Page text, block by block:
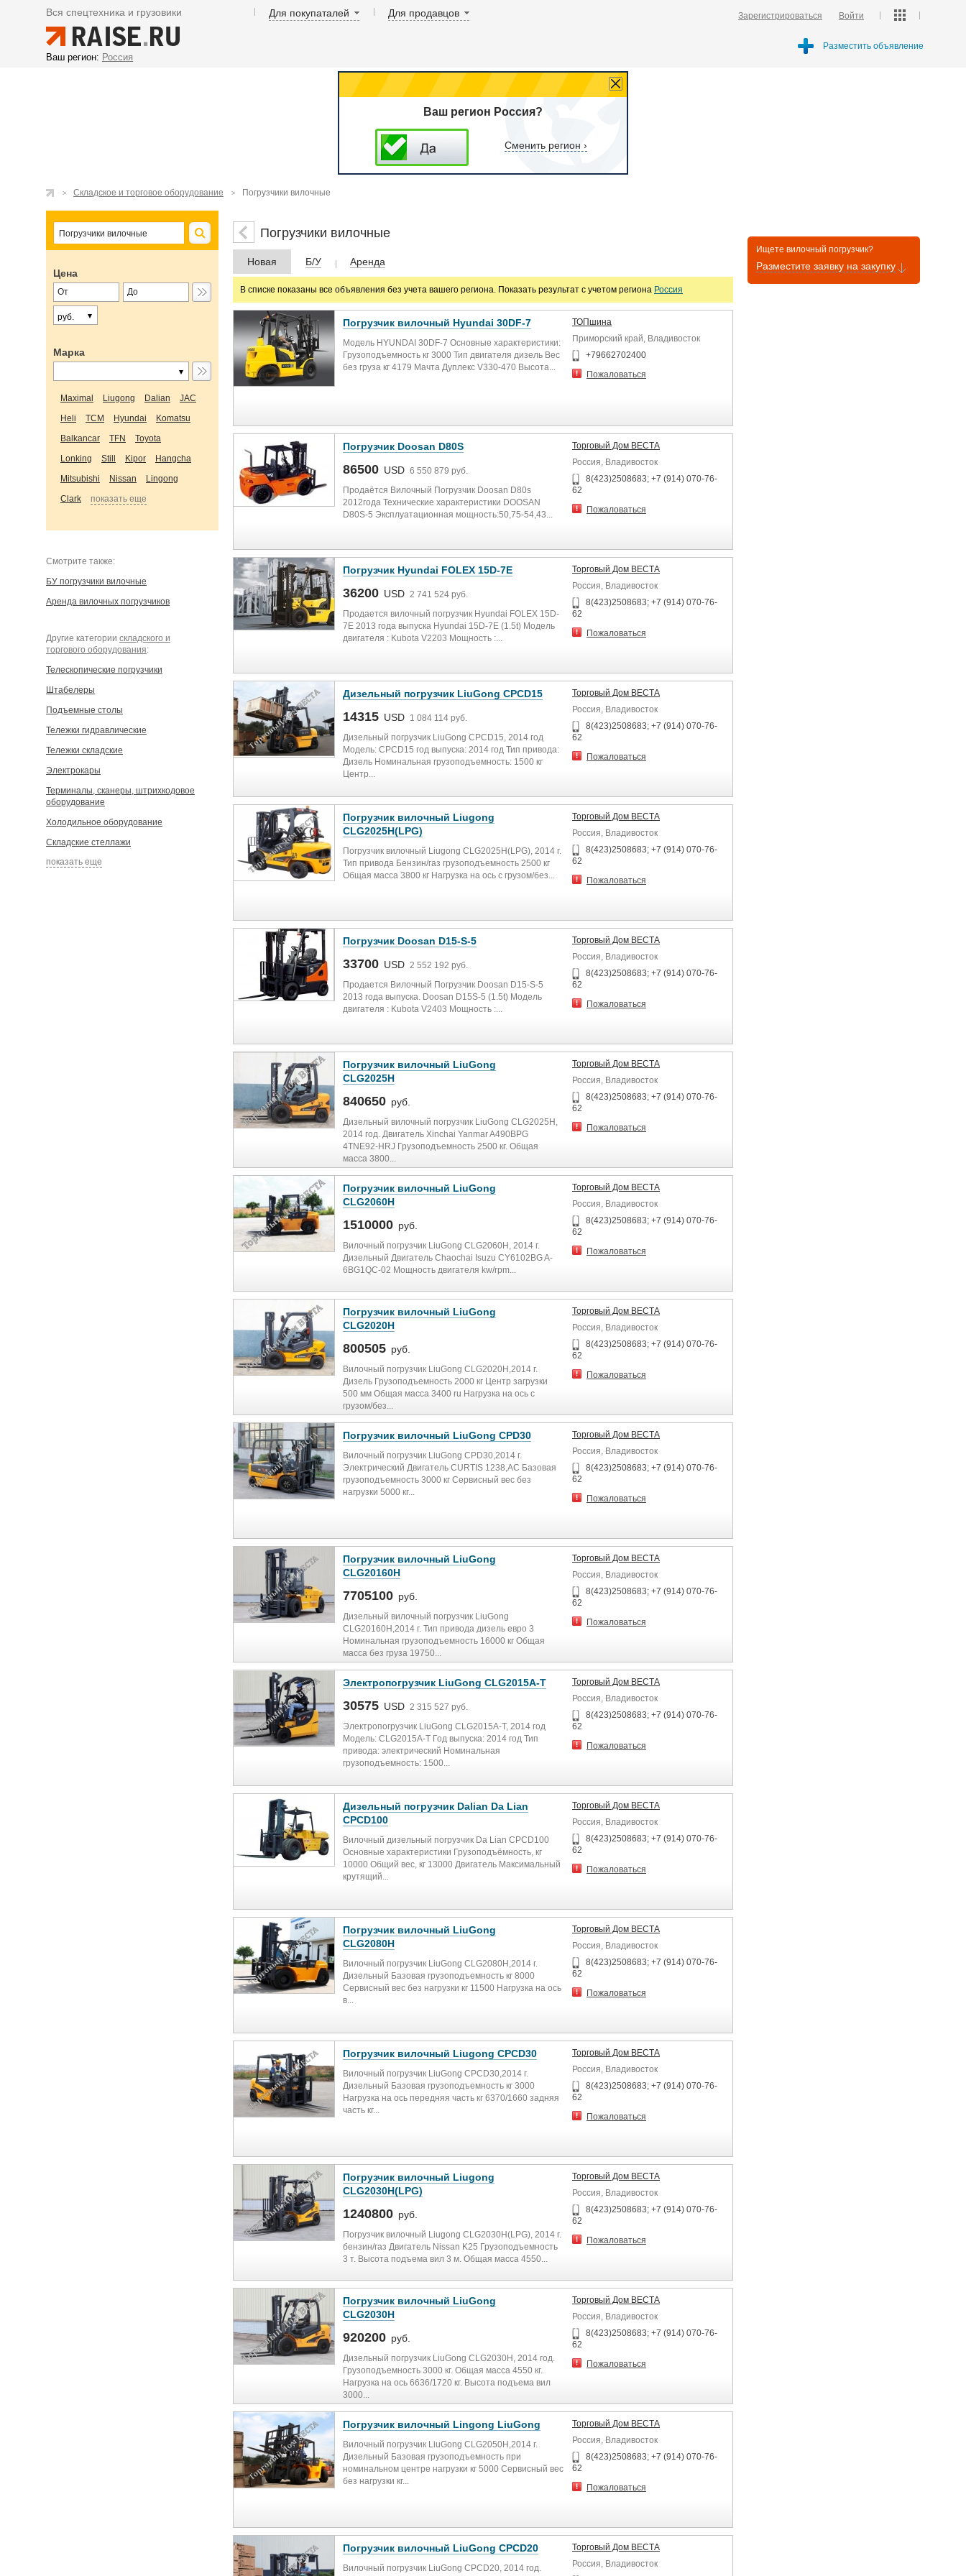
Вся спецтехника и грузовики Для покупаталей Для продавцов Зарегистрироваться Войти
Ваш регион: Россия
Разместить объявление
Ваш регион Россия?
Сменить регион ›
Складское и торговое оборудование Погрузчики вилочные
Цена
руб.
Марка
Maximal Liugong Dalian
JAC
Heli
TCM Hyundai
Komatsu
Balkancar
TFN
Toyota
Lonking
Still Kipor
Hangcha
Mitsubishi
Nissan
Lingong
Clark
показать еще
Cмотрите также:
БУ погрузчики вилочные
Аренда вилочных погрузчиков
Другие категории складского и
торгового оборудования:
Телескопические погрузчики
Штабелеры
Подъемные столы
Тележки гидравлические
Тележки складские
Электрокары
Терминалы, сканеры, штрихкодовое
оборудование
Холодильное оборудование
Складские стеллажи
показать еще
Погрузчики вилочные
Новая Б/У Аренда
В списке показаны все объявления без учета вашего региона. Показать результат с учетом региона Россия
Погрузчик вилочный Hyundai 30DF-7
Модель HYUNDAI 30DF-7 Основные характеристики:
Грузоподъемность кг 3000 Тип двигателя дизель Вес
без груза кг 4179 Мачта Дуплекс V330-470 Высота...
ТОПшина
Приморский край, Владивосток
+79662702400
Пожаловаться
Погрузчик Doosan D80S
86500 USD 6 550 879 руб.
Продаётся Вилочный Погрузчик Doosan D80s
2012года Технические характеристики DOOSAN
D80S-5 Эксплуатационная мощность:50,75-54,43...
Торговый Дом ВЕСТА
Россия, Владивосток
8(423)2508683; +7 (914) 070-76-
62
Пожаловаться
Погрузчик Hyundai FOLEX 15D-7E
36200 USD 2 741 524 руб.
Продается вилочный погрузчик Hyundai FOLEX 15D-
7E 2013 года выпуска Hyundai 15D-7E (1.5t) Модель
двигателя : Kubota V2203 Мощность :...
Торговый Дом ВЕСТА
Россия, Владивосток
8(423)2508683; +7 (914) 070-76-
62
Пожаловаться
Дизельный погрузчик LiuGong CPCD15
14315 USD 1 084 114 руб.
Дизельный погрузчик LiuGong CPCD15, 2014 год
Модель: CPCD15 год выпуска: 2014 год Тип привода:
Дизель Номинальная грузоподъемность: 1500 кг
Центр...
Торговый Дом ВЕСТА
Россия, Владивосток
8(423)2508683; +7 (914) 070-76-
62
Пожаловаться
Погрузчик вилочный Liugong
CLG2025H(LPG)
Погрузчик вилочный Liugong CLG2025H(LPG), 2014 г.
Тип привода Бензин/газ грузоподъемность 2500 кг
Общая масса 3800 кг Нагрузка на ось с грузом/без...
Торговый Дом ВЕСТА
Россия, Владивосток
8(423)2508683; +7 (914) 070-76-
62
Пожаловаться
Погрузчик Doosan D15-S-5
33700 USD 2 552 192 руб.
Продается Вилочный Погрузчик Doosan D15-S-5
2013 года выпуска. Doosan D15S-5 (1.5t) Модель
двигателя : Kubota V2403 Мощность :...
Торговый Дом ВЕСТА
Россия, Владивосток
8(423)2508683; +7 (914) 070-76-
62
Пожаловаться
Погрузчик вилочный LiuGong
CLG2025H
840650 руб.
Дизельный вилочный погрузчик LiuGong CLG2025H,
2014 год. Двигатель Xinchai Yanmar A490BPG
4TNE92-HRJ Грузоподъемность 2500 кг. Общая
масса 3800...
Торговый Дом ВЕСТА
Россия, Владивосток
8(423)2508683; +7 (914) 070-76-
62
Пожаловаться
Погрузчик вилочный LiuGong
CLG2060H
1510000 руб.
Вилочный погрузчик LiuGong CLG2060H, 2014 г.
Дизельный Двигатель Chaochai Isuzu CY6102BG A-
6BG1QC-02 Мощность двигателя kw/rpm...
Торговый Дом ВЕСТА
Россия, Владивосток
8(423)2508683; +7 (914) 070-76-
62
Пожаловаться
Погрузчик вилочный LiuGong
CLG2020H
800505 руб.
Вилочный погрузчик LiuGong CLG2020H,2014 г.
Дизель Грузоподъемность 2000 кг Центр загрузки
500 мм Общая масса 3400 ru Нагрузка на ось с
грузом/без...
Торговый Дом ВЕСТА
Россия, Владивосток
8(423)2508683; +7 (914) 070-76-
62
Пожаловаться
Погрузчик вилочный LiuGong CPD30
Вилочный погрузчик LiuGong CPD30,2014 г.
Электрический Двигатель CURTIS 1238,AC Базовая
грузоподъемность 3000 кг Сервисный вес без
нагрузки 5000 кг...
Торговый Дом ВЕСТА
Россия, Владивосток
8(423)2508683; +7 (914) 070-76-
62
Пожаловаться
Погрузчик вилочный LiuGong
CLG20160H
7705100 руб.
Дизельный вилочный погрузчик LiuGong
CLG20160H,2014 г. Тип привода дизель евро 3
Номинальная грузоподъемность 16000 кг Общая
масса без груза 19750...
Торговый Дом ВЕСТА
Россия, Владивосток
8(423)2508683; +7 (914) 070-76-
62
Пожаловаться
Электропогрузчик LiuGong CLG2015A-T
30575 USD 2 315 527 руб.
Электропогрузчик LiuGong CLG2015A-T, 2014 год
Модель: CLG2015A-T Год выпуска: 2014 год Тип
привода: электрический Номинальная
грузоподъемность: 1500...
Торговый Дом ВЕСТА
Россия, Владивосток
8(423)2508683; +7 (914) 070-76-
62
Пожаловаться
Дизельный погрузчик Dalian Da Lian
CPCD100
Вилочный дизельный погрузчик Da Lian CPCD100
Основные характеристики Грузоподъёмность, кг
10000 Общий вес, кг 13000 Двигатель Максимальный
крутящий...
Торговый Дом ВЕСТА
Россия, Владивосток
8(423)2508683; +7 (914) 070-76-
62
Пожаловаться
Погрузчик вилочный LiuGong
CLG2080H
Вилочный погрузчик LiuGong CLG2080H,2014 г.
Дизельный Базовая грузоподъемность кг 8000
Сервисный вес без нагрузки кг 11500 Нагрузка на ось
в...
Торговый Дом ВЕСТА
Россия, Владивосток
8(423)2508683; +7 (914) 070-76-
62
Пожаловаться
Погрузчик вилочный Liugong CPCD30
Вилочный погрузчик LiuGong CPCD30,2014 г.
Дизельный Базовая грузоподъемность кг 3000
Нагрузка на ось передняя часть кг 6370/1660 задняя
часть кг...
Торговый Дом ВЕСТА
Россия, Владивосток
8(423)2508683; +7 (914) 070-76-
62
Пожаловаться
Погрузчик вилочный Liugong
CLG2030H(LPG)
1240800 руб.
Погрузчик вилочный Liugong CLG2030H(LPG), 2014 г.
бензин/газ Двигатель Nissan K25 Грузоподъемность
3 т. Высота подъема вил 3 м. Общая масса 4550...
Торговый Дом ВЕСТА
Россия, Владивосток
8(423)2508683; +7 (914) 070-76-
62
Пожаловаться
Погрузчик вилочный LiuGong
CLG2030H
920200 руб.
Дизельный погрузчик LiuGong CLG2030H, 2014 год.
Грузоподъемность 3000 кг. Общая масса 4550 кг.
Нагрузка на ось 6636/1720 кг. Высота подъема вил
3000...
Торговый Дом ВЕСТА
Россия, Владивосток
8(423)2508683; +7 (914) 070-76-
62
Пожаловаться
Погрузчик вилочный Lingong LiuGong
Вилочный погрузчик LiuGong CLG2050H,2014 г.
Дизельный Базовая грузоподъемность при
номинальном центре нагрузки кг 5000 Сервисный вес
без нагрузки кг...
Торговый Дом ВЕСТА
Россия, Владивосток
8(423)2508683; +7 (914) 070-76-
62
Пожаловаться
Погрузчик вилочный LiuGong CPCD20
Вилочный погрузчик LiuGong CPCD20, 2014 год.
Торговый Дом ВЕСТА
Россия, Владивосток
Ищете вилочный погрузчик?
Разместите заявку на закупку